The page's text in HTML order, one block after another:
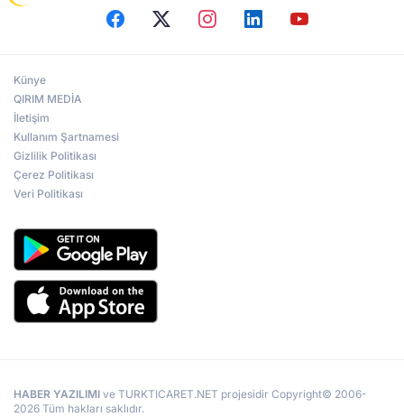
Künye
QIRIM MEDİA
İletişim
Kullanım Şartnamesi
Gizlilik Politikası
Çerez Politikası
Veri Politikası
HABER YAZILIMI ve TURKTICARET.NET projesidir Copyright© 2006-
2026 Tüm hakları saklıdır.